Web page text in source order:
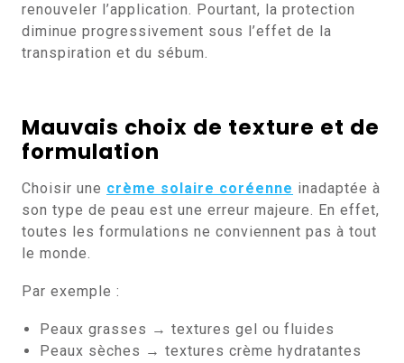
renouveler l’application. Pourtant, la protection
diminue progressivement sous l’effet de la
transpiration et du sébum.
Mauvais choix de texture et de
formulation
Choisir une crème solaire coréenne inadaptée à
son type de peau est une erreur majeure. En effet,
toutes les formulations ne conviennent pas à tout
le monde.
Par exemple :
Peaux grasses → textures gel ou fluides
Peaux sèches → textures crème hydratantes